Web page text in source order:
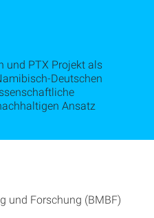
und PTX Projekt als
Deutschen
Ansatz
und Forschung (BMBF)